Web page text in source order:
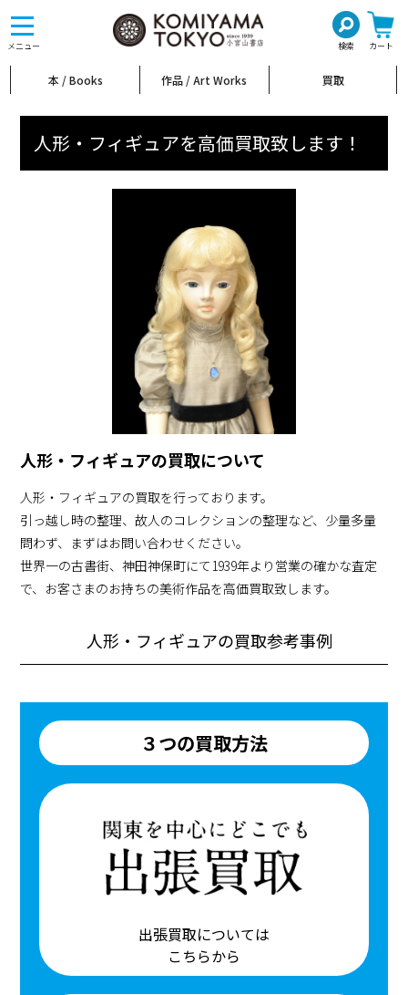
メニュー 検索 カート
toggle
navigation
本 / Books 作品 / Art Works 買取
人形・フィギュアを高価買取致します！
人形・フィギュアの買取について
人形・フィギュアの買取を行っております。
引っ越し時の整理、故人のコレクションの整理など、少量多量
問わず、まずはお問い合わせください。
世界一の古書街、神田神保町にて1939年より営業の確かな査定
で、お客さまのお持ちの美術作品を高価買取致します。
人形・フィギュアの買取参考事例
３つの買取方法
出張買取については
こちらから